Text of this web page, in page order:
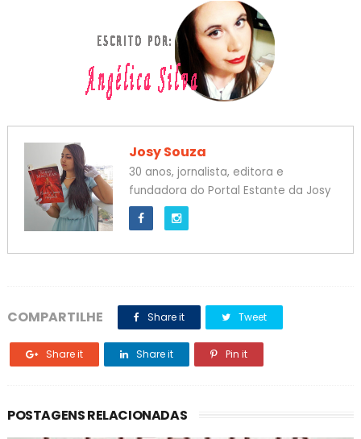
Josy Souza
30 anos, jornalista, editora e
fundadora do Portal Estante da Josy
COMPARTILHE Share it Tweet
Share it Share it Pin it
POSTAGENS RELACIONADAS